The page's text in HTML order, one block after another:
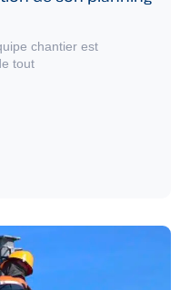
chantier est
tout